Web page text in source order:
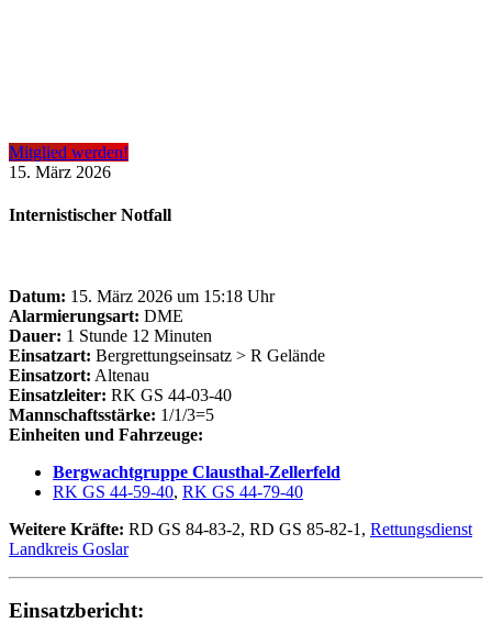
Mitglied werden!
15. März 2026
Internistischer Notfall
Datum: 15. März 2026 um 15:18 Uhr
Alarmierungsart: DME
Dauer: 1 Stunde 12 Minuten
Einsatzart: Bergrettungseinsatz > R Gelände
Einsatzort: Altenau
Einsatzleiter: RK GS 44-03-40
Mannschaftsstärke: 1/1/3=5
Einheiten und Fahrzeuge:
Bergwachtgruppe Clausthal-Zellerfeld
RK GS 44-59-40, RK GS 44-79-40
Weitere Kräfte: RD GS 84-83-2, RD GS 85-82-1, Rettungsdienst
Landkreis Goslar
Einsatzbericht: